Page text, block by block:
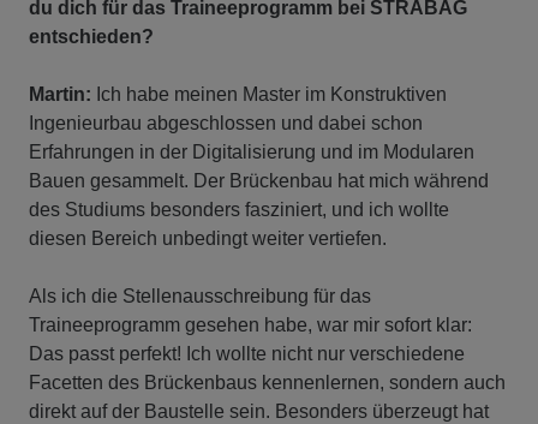
du dich für das Traineeprogramm bei STRABAG
entschieden?
Martin: Ich habe meinen Master im Konstruktiven
Ingenieurbau abgeschlossen und dabei schon
Erfahrungen in der Digitalisierung und im Modularen
Bauen gesammelt. Der Brückenbau hat mich während
des Studiums besonders fasziniert, und ich wollte
diesen Bereich unbedingt weiter vertiefen.
Als ich die Stellenausschreibung für das
Traineeprogramm gesehen habe, war mir sofort klar:
Das passt perfekt! Ich wollte nicht nur verschiedene
Facetten des Brückenbaus kennenlernen, sondern auch
direkt auf der Baustelle sein. Besonders überzeugt hat